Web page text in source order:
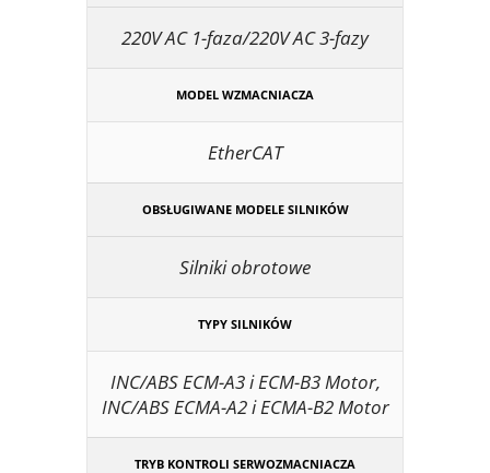
220V AC 1-faza/220V AC 3-fazy
MODEL WZMACNIACZA
EtherCAT
OBSŁUGIWANE MODELE SILNIKÓW
Silniki obrotowe
TYPY SILNIKÓW
INC/ABS ECM-A3 i ECM-B3 Motor,
INC/ABS ECMA-A2 i ECMA-B2 Motor
TRYB KONTROLI SERWOZMACNIACZA